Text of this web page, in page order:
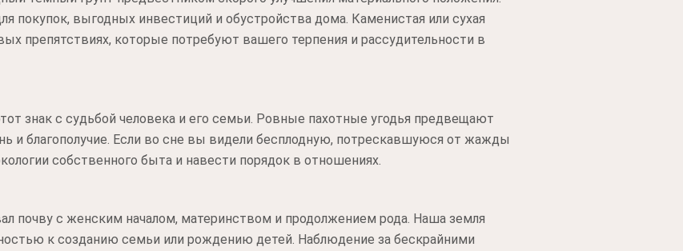
покупок, выгодных инвестиций и обустройства дома. Каменистая или сухая
препятствиях, которые потребуют вашего терпения и рассудительности в
знак с судьбой человека и его семьи. Ровные пахотные угодья предвещают
и благополучие. Если во сне вы видели бесплодную, потрескавшуюся от жажды
собственного быта и навести порядок в отношениях.
почву с женским началом, материнством и продолжением рода. Наша земля
к созданию семьи или рождению детей. Наблюдение за бескрайними